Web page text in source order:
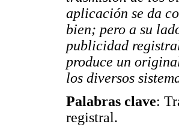
aplicación se da
bien; pero a su
publicidad
produce un
los diversos
Palabras clave:
registral.